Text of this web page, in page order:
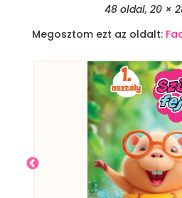
48 oldal, 20 ×
Megosztom ezt az oldalt: